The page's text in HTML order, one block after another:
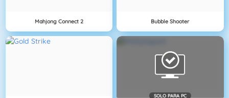
Mahjong Connect 2 Bubble Shooter
SOLO PARA PC